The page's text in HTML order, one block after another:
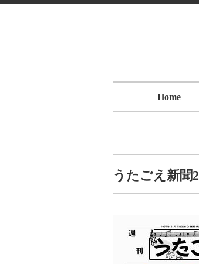
Home
うたごえ新聞